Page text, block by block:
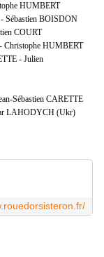
HUMBERT
BOISDON
COURT
Christophe HUMBERT
- Julien
Sébastien CARETTE
LAHODYCH (Ukr)